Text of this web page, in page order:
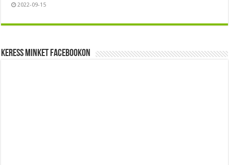
2022-09-15
Keress minket Facebookon